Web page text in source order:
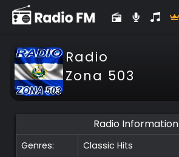
Radio
Zona 503
Radio Information
Genres:
Classic Hits